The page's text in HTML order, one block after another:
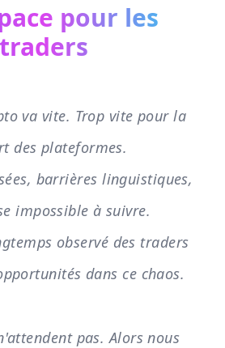
pour les
traders
va vite. Trop vite pour la
des plateformes.
barrières linguistiques,
impossible à suivre.
observé des traders
dans ce chaos.
pas. Alors nous